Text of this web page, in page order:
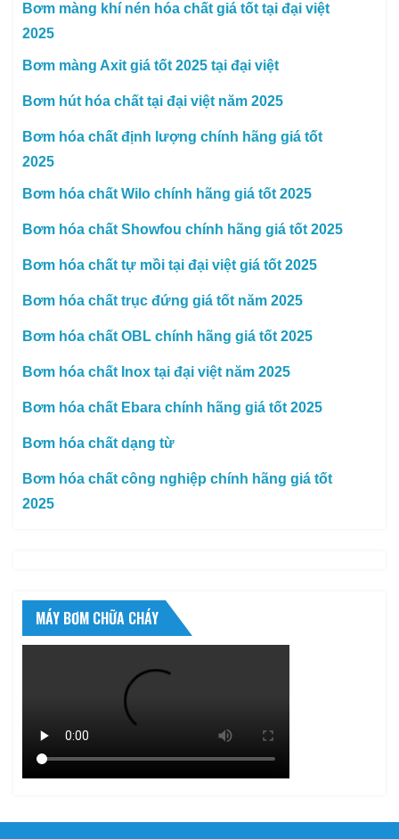
Bơm màng khí nén hóa chất giá tốt tại đại việt
2025
Bơm màng Axit giá tốt 2025 tại đại việt
Bơm hút hóa chất tại đại việt năm 2025
Bơm hóa chất định lượng chính hãng giá tốt
2025
Bơm hóa chất Wilo chính hãng giá tốt 2025
Bơm hóa chất Showfou chính hãng giá tốt 2025
Bơm hóa chất tự mồi tại đại việt giá tốt 2025
Bơm hóa chất trục đứng giá tốt năm 2025
Bơm hóa chất OBL chính hãng giá tốt 2025
Bơm hóa chất Inox tại đại việt năm 2025
Bơm hóa chất Ebara chính hãng giá tốt 2025
Bơm hóa chất dạng từ
Bơm hóa chất công nghiệp chính hãng giá tốt
2025
MÁY BƠM CHỮA CHÁY